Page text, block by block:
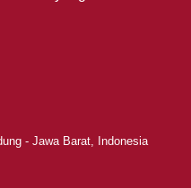
- Jawa Barat, Indonesia